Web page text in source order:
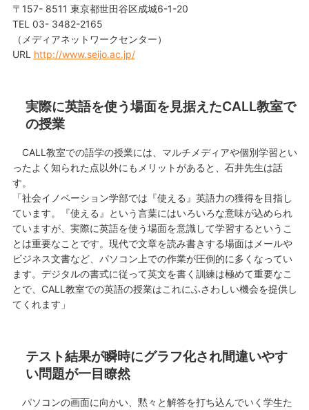
〒157- 8511 東京都世田谷区成城6-1-20
TEL 03- 3482-2165
（メディアネットワークセンター）
URL http://www.seijo.ac.jp/
実際に英語を使う場面を見据えたCALL教室で
の授業
CALL教室での語学の授業には、マルチメディアや個別学習とい
ったよく知られた点以外にもメリットがあると、石井先生は話
す。
「社会イノベーション学部では『使える』英語力の獲得を目指し
ています。『使える』という言葉にはいろいろな意味が込められ
ていますが、実際に英語を使う場面を意識して学習するというこ
とは重要なことです。現代で文章を読み書きする場面はメールや
ビジネス文書など、パソコン上での作業が圧倒的に多くなってい
ます。デジタルの書式に従って英文を書く訓練は極めて重要なこ
とで、CALL教室での英語の授業はこれにふさわしい機会を提供し
てくれます」
テスト結果が瞬時にグラフ化され間違いやす
い問題が一目瞭然
パソコンの画面に向かい、黙々と解答を打ち込んでいく学生た